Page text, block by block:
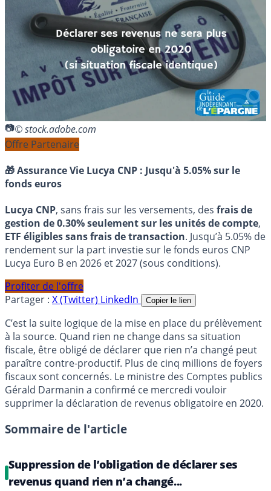
© stock.adobe.com
Offre Partenaire
🎁 Assurance Vie Lucya CNP : Jusqu'à 5.05% sur le
fonds euros
Lucya CNP, sans frais sur les versements, des frais de
gestion de 0.30% seulement sur les unités de compte,
ETF éligibles sans frais de transaction. Jusqu’à 5.05% de
rendement sur la part investie sur le fonds euros CNP
Lucya Euro B en 2026 et 2027 (sous conditions).
Profiter de l'offre
Partager : X (Twitter) LinkedIn Copier le lien
C’est la suite logique de la mise en place du prélèvement
à la source. Quand rien ne change dans sa situation
fiscale, être obligé de déclarer que rien n’a changé peut
paraître contre-productif. Plus de cinq millions de foyers
fiscaux sont concernés. Le ministre des Comptes publics
Gérald Darmanin a confirmé ce mercredi vouloir
supprimer la déclaration de revenus obligatoire en 2020.
Sommaire de l'article
Suppression de l’obligation de déclarer ses
revenus quand rien n’a changé...